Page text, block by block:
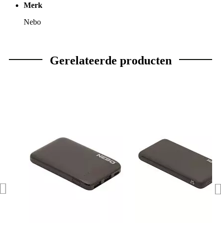
Merk
Nebo
Gerelateerde producten